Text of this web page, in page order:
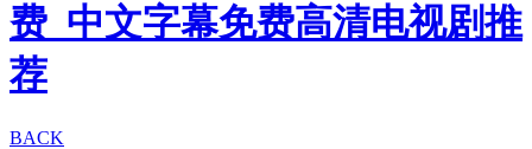
费_中文字幕免费高清电视剧推
荐
BACK